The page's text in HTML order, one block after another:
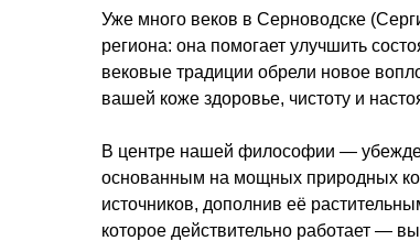
Уже много веков в Серноводске
региона: она помогает улучшить
вековые традиции обрели новое
вашей коже здоровье, чистоту и
В центре нашей философии —
основанным на мощных природных
источников, дополнив её
которое действительно работает —